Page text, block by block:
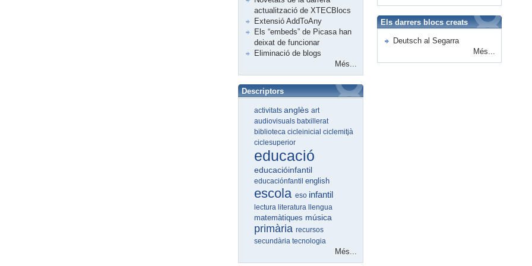
actualització de XTECBlocs
Extensió AddToAny
Els “embeds” de Picasa han
deixat de funcionar
Eliminació de blogs
Més...
Descriptors
activitatsanglèsart
audiovisualsbatxillerat
bibliotecacicleinicialciclemitjà
ciclesuperior
educació
educacióinfantil
educaciónfantilenglish
escolaeso infantil
lecturaliteraturallengua
matemàtiques música
primàriarecursos
secundàriatecnologia
Més...
Els darrers blocs creats
Deutsch al Segarra
Més...